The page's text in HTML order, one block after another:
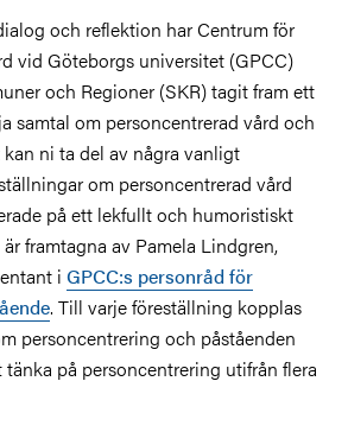
och reflektion har Centrum för
vid Göteborgs universitet (GPCC)
och Regioner (SKR) tagit fram ett
samtal om personcentrerad vård och
ni ta del av några vanligt
om personcentrerad vård
på ett lekfullt och humoristiskt
framtagna av Pamela Lindgren,
i GPCC:s personråd för
. Till varje föreställning kopplas
personcentrering och påståenden
på personcentrering utifrån flera